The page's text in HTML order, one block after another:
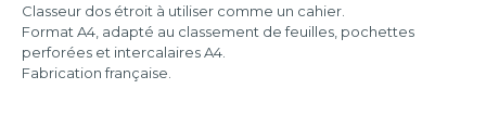
Classeur dos étroit à utiliser comme un cahier.
Format A4, adapté au classement de feuilles, pochettes
perforées et intercalaires A4.
Fabrication française.